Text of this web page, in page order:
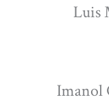
Luis
Imanol